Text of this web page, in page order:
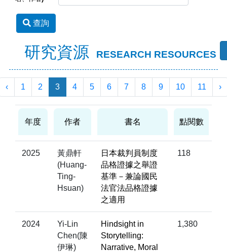
查詢
研究資源 RESEARCH RESOURCES
‹ 1 2 3 4 5 6 7 8 9 10 11 ›
年度 作者 書名 點閱數
2025
黃鼎軒
(Huang-
Ting-
Hsuan)
日本裁判員制度
品格證據之舉證
基準－兼論國民
法官法品格證據
之適用
118
2024
Yi-Lin
Chen(陳
伊琳)
Hindsight in
Storytelling:
Narrative, Moral
1,380